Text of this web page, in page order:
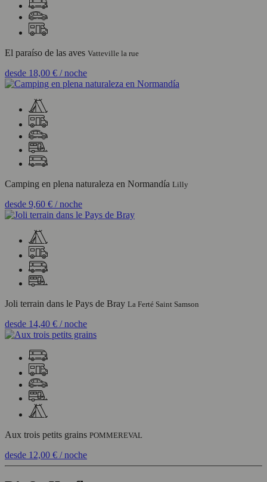
El paraíso de las aves Vatteville la rue
desde 18,00 € / noche
Camping en plena naturaleza en Normandía Lilly
desde 9,60 € / noche
Joli terrain dans le Pays de Bray La Ferté Saint Samson
desde 14,40 € / noche
Aux trois petits grains POMMEREVAL
desde 12,00 € / noche